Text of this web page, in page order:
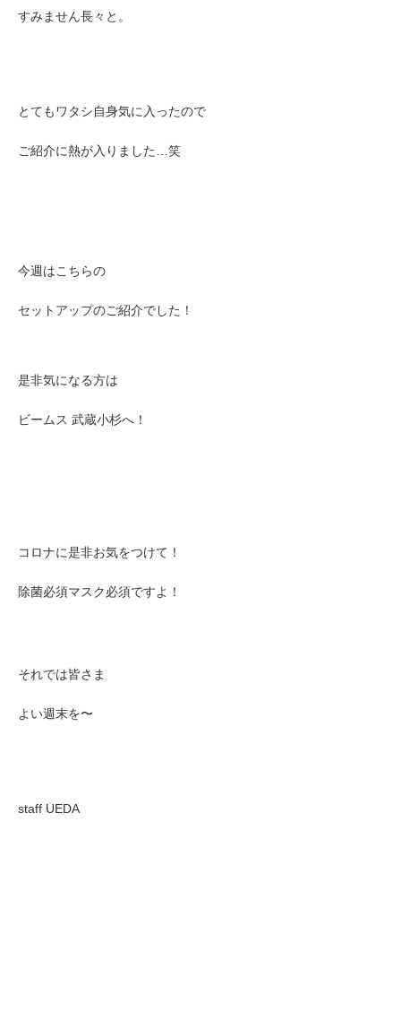
すみません長々と。
とてもワタシ自身気に入ったので
ご紹介に熱が入りました…笑
今週はこちらの
セットアップのご紹介でした！
是非気になる方は
ビームス 武蔵小杉へ！
コロナに是非お気をつけて！
除菌必須マスク必須ですよ！
それでは皆さま
よい週末を〜
staff UEDA